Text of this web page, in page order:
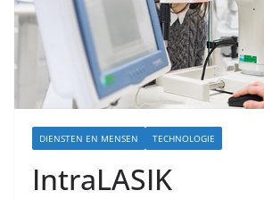
DIENSTEN EN MENSEN TECHNOLOGIE
IntraLASIK